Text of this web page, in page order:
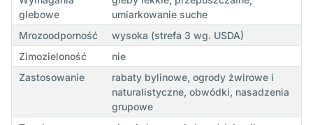
glebowe
umiarkowanie suche
Mrozoodporność
wysoka (strefa 3 wg. USDA)
Zimozieloność
nie
Zastosowanie
rabaty bylinowe, ogrody żwirowe i
naturalistyczne, obwódki, nasadzenia
grupowe